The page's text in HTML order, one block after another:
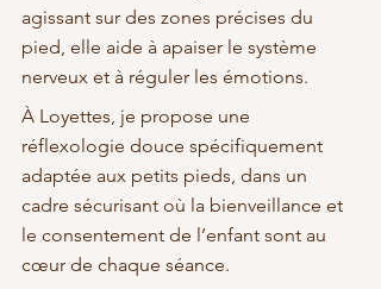
agissant sur des zones précises du
pied, elle aide à apaiser le système
nerveux et à réguler les émotions.
À Loyettes, je propose une
réflexologie douce spécifiquement
adaptée aux petits pieds, dans un
cadre sécurisant où la bienveillance et
le consentement de l’enfant sont au
cœur de chaque séance.